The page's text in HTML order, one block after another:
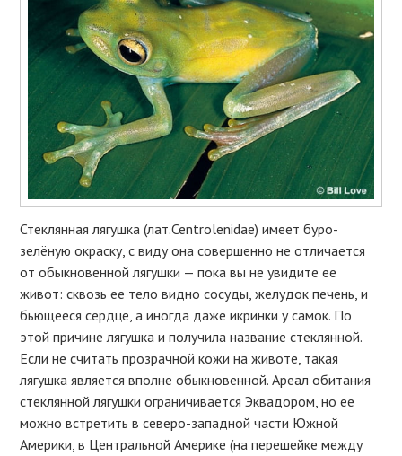
Стеклянная лягушка (лат.Centrolenidae) имеет буро-
зелёную окраску, с виду она совершенно не отличается
от обыкновенной лягушки — пока вы не увидите ее
живот: сквозь ее тело видно сосуды, желудок печень, и
бьющееся сердце, а иногда даже икринки у самок. По
этой причине лягушка и получила название стеклянной.
Если не считать прозрачной кожи на животе, такая
лягушка является вполне обыкновенной. Ареал обитания
стеклянной лягушки ограничивается Эквадором, но ее
можно встретить в северо-западной части Южной
Америки, в Центральной Америке (на перешейке между